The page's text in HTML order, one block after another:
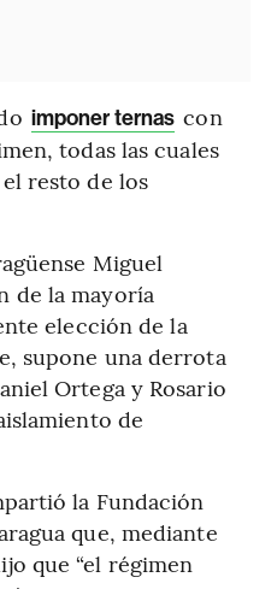
imponer ternas con
todas las cuales
resto de los
Miguel
de la mayoría
elección de la
supone una derrota
Ortega y Rosario
de
la Fundación
que, mediante
que “el régimen